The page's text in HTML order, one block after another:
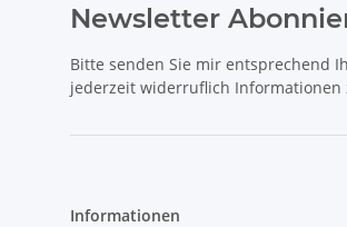
Newsletter
Bitte senden Sie mir entsprechend
jederzeit widerruflich
Informationen